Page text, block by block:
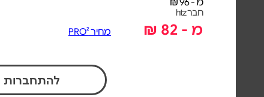
מ - 96 ₪
חבר htz
מ - 82 ₪ מחיר PRO²
להתחברות